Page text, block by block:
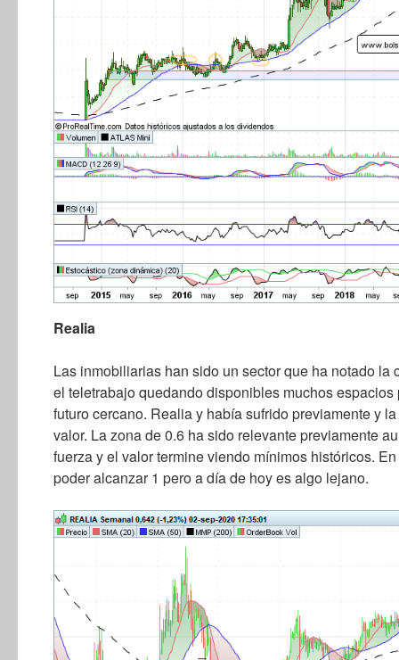
Realia
Las inmobiliarias han sido un sector que ha notado la
el teletrabajo quedando disponibles muchos
futuro cercano. Realia y había sufrido previamente y
valor. La zona de 0.6 ha sido relevante previamente
fuerza y el valor termine viendo mínimos históricos.
poder alcanzar 1 pero a día de hoy es algo lejano.